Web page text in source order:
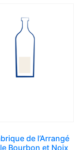
de l’Arrangé
Bourbon et Noix